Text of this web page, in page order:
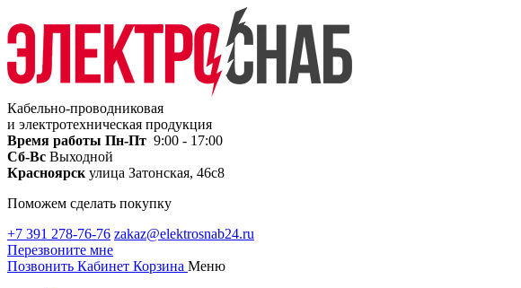
Кабельно-проводниковая
и электротехническая продукция
Время работы Пн-Пт 9:00 - 17:00
Сб-Вс Выходной
Красноярск улица Затонская, 46с8
Поможем сделать покупку
+7 391 278-76-76 zakaz@elektrosnab24.ru
Перезвоните мне
Позвонить Кабинет Корзина Меню